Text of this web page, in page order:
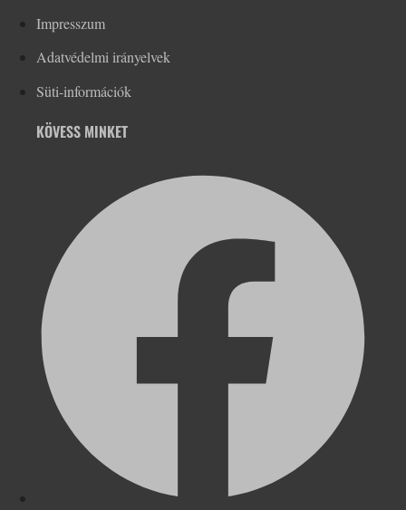
Impresszum
Adatvédelmi irányelvek
Süti-információk
KÖVESS MINKET